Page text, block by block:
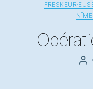
Auteur